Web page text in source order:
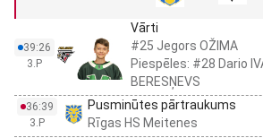
39:26
3.P
Vārti
#25 Jegors OŽIMA
Piespēles: #28 Dario
BERESŅEVS
36:39
3.P
Pusminūtes pārtraukums
Rīgas HS Meitenes